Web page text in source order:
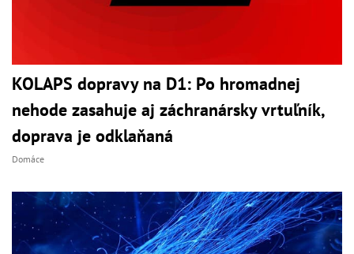
KOLAPS dopravy na D1: Po hromadnej
nehode zasahuje aj záchranársky vrtuľník,
doprava je odklaňaná
Domáce